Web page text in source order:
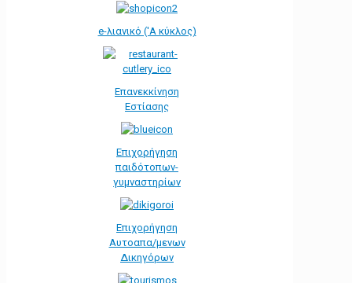
e-λιανικό ('Α κύκλος)
Επανεκκίνηση
Εστίασης
Επιχορήγηση
παιδότοπων-
γυμναστηρίων
Επιχορήγηση
Αυτοαπα/μενων
Δικηγόρων